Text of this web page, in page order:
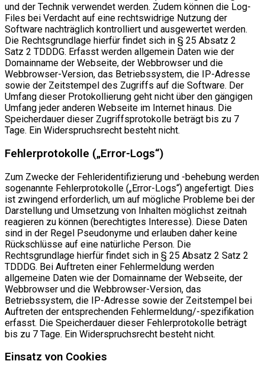
und der Technik verwendet werden. Zudem können die Log-
Files bei Verdacht auf eine rechtswidrige Nutzung der
Software nachträglich kontrolliert und ausgewertet werden.
Die Rechtsgrundlage hierfür findet sich in § 25 Absatz 2
Satz 2 TDDDG. Erfasst werden allgemein Daten wie der
Domainname der Webseite, der Webbrowser und die
Webbrowser-Version, das Betriebssystem, die IP-Adresse
sowie der Zeitstempel des Zugriffs auf die Software. Der
Umfang dieser Protokollierung geht nicht über den gängigen
Umfang jeder anderen Webseite im Internet hinaus. Die
Speicherdauer dieser Zugriffsprotokolle beträgt bis zu 7
Tage. Ein Widerspruchsrecht besteht nicht.
Fehlerprotokolle („Error-Logs“)
Zum Zwecke der Fehleridentifizierung und -behebung werden
sogenannte Fehlerprotokolle („Error-Logs“) angefertigt. Dies
ist zwingend erforderlich, um auf mögliche Probleme bei der
Darstellung und Umsetzung von Inhalten möglichst zeitnah
reagieren zu können (berechtigtes Interesse). Diese Daten
sind in der Regel Pseudonyme und erlauben daher keine
Rückschlüsse auf eine natürliche Person. Die
Rechtsgrundlage hierfür findet sich in § 25 Absatz 2 Satz 2
TDDDG. Bei Auftreten einer Fehlermeldung werden
allgemeine Daten wie der Domainname der Webseite, der
Webbrowser und die Webbrowser-Version, das
Betriebssystem, die IP-Adresse sowie der Zeitstempel bei
Auftreten der entsprechenden Fehlermeldung/-spezifikation
erfasst. Die Speicherdauer dieser Fehlerprotokolle beträgt
bis zu 7 Tage. Ein Widerspruchsrecht besteht nicht.
Einsatz von Cookies